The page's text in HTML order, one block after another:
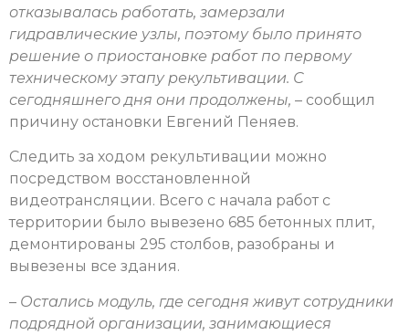
отказывалась работать, замерзали
гидравлические узлы, поэтому было принято
решение о приостановке работ по первому
техническому этапу рекультивации. С
сегодняшнего дня они продолжены, – сообщил
причину остановки Евгений Пеняев.
Следить за ходом рекультивации можно
посредством восстановленной
видеотрансляции. Всего с начала работ с
территории было вывезено 685 бетонных плит,
демонтированы 295 столбов, разобраны и
вывезены все здания.
– Остались модуль, где сегодня живут сотрудники
подрядной организации, занимающиеся